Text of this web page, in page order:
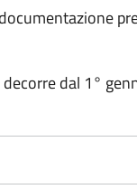
dal 1°